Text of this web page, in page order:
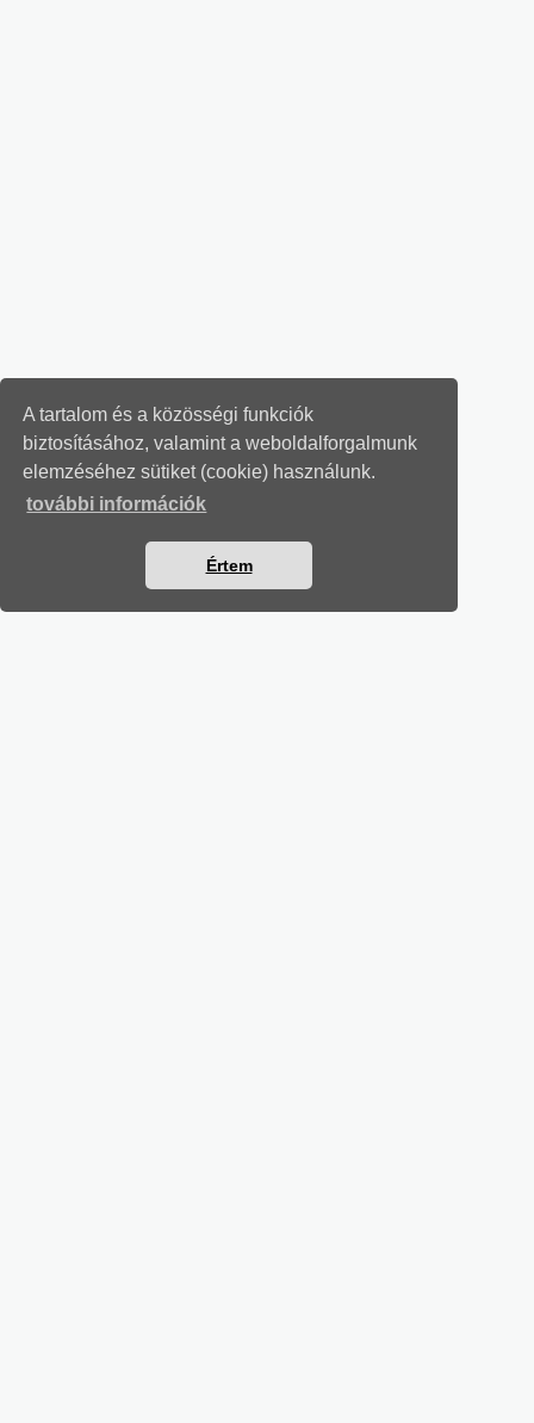
A tartalom és a közösségi funkciók
biztosításához, valamint a weboldalforgalmunk
elemzéséhez sütiket (cookie) használunk.
további információk
Értem